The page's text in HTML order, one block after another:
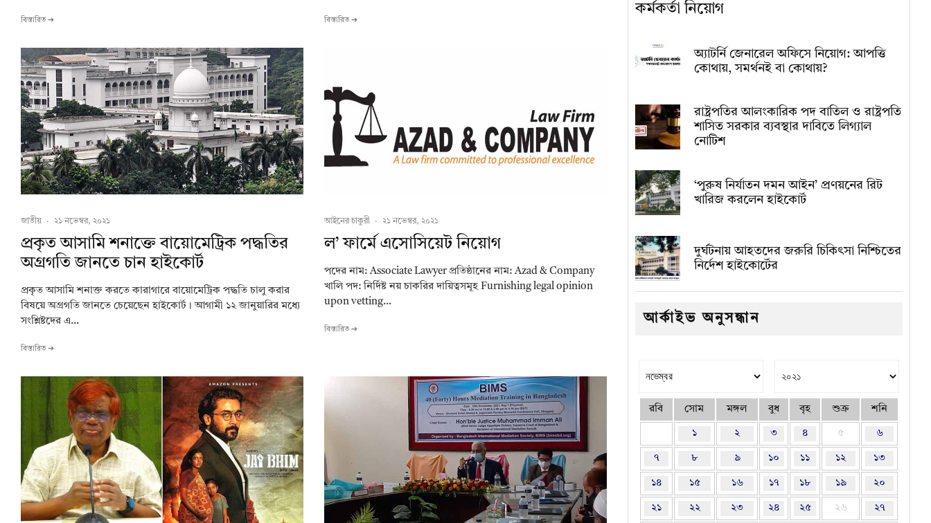
বিস্তারিত ➔ বিস্তারিত ➔
জাতীয় · ২১ নভেম্বর, ২০২১
প্রকৃত আসামি শনাক্তে বায়োমেট্রিক পদ্ধতির
অগ্রগতি জানতে চান হাইকোর্ট
প্রকৃত আসামি শনাক্ত করতে কারাগারে বায়োমেট্রিক পদ্ধতি চালু করার
বিষয়ে অগ্রগতি জানতে চেয়েছেন হাইকোর্ট। আগামী ১২ জানুয়ারির মধ্যে
সংশ্লিষ্টদের এ...
বিস্তারিত ➔
আইনের চাকুরী · ২১ নভেম্বর, ২০২১
ল’ ফার্মে এসোসিয়েট নিয়োগ
পদের নাম: Associate Lawyer প্রতিষ্ঠানের নাম: Azad & Company
খালি পদ: নির্দিষ্ট নয় চাকরির দায়িত্বসমূহ Furnishing legal opinion
upon vetting...
বিস্তারিত ➔
কর্মকর্তা নিয়োগ
অ্যাটর্নি জেনারেল অফিসে নিয়োগ: আপত্তি
কোথায়, সমর্থনই বা কোথায়?
রাষ্ট্রপতির আলংকারিক পদ বাতিল ও রাষ্ট্রপতি
শাসিত সরকার ব্যবস্থার দাবিতে লিগ্যাল
নোটিশ
‘পুরুষ নির্যাতন দমন আইন’ প্রণয়নের রিট
খারিজ করলেন হাইকোর্ট
দুর্ঘটনায় আহতদের জরুরি চিকিৎসা নিশ্চিতের
নির্দেশ হাইকোর্টের
আর্কাইভ অনুসন্ধান
রবি সোম মঙ্গল বুধ বৃহ শুক্র শনি
১ ২ ৩ ৪ ৫ ৬
৭ ৮ ৯ ১০ ১১ ১২ ১৩
১৪ ১৫ ১৬ ১৭ ১৮ ১৯ ২০
২১ ২২ ২৩ ২৪ ২৫ ২৬ ২৭